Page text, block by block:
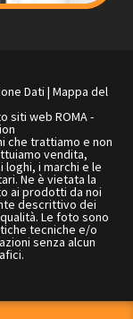
Dati | Mappa del
siti web ROMA-
che trattiamo e non
vendita,
loghi, i marchi e le
Ne è vietata la
ai prodotti da noi
descrittivo dei
Le foto sono
tecniche e/o
senza alcun